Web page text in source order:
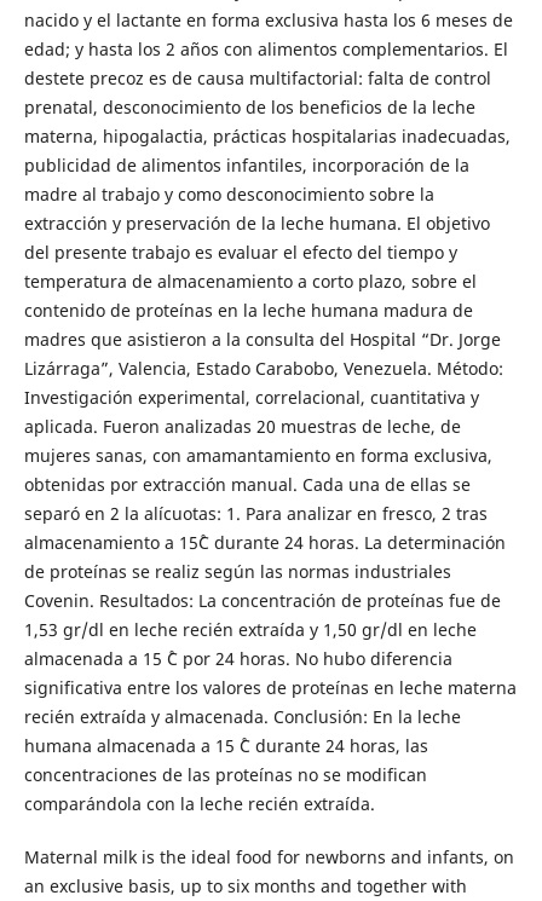
nacido y el lactante en forma exclusiva hasta los 6 meses de
edad; y hasta los 2 años con alimentos complementarios. El
destete precoz es de causa multifactorial: falta de control
prenatal, desconocimiento de los beneficios de la leche
materna, hipogalactia, prácticas hospitalarias inadecuadas,
publicidad de alimentos infantiles, incorporación de la
madre al trabajo y como desconocimiento sobre la
extracción y preservación de la leche humana. El objetivo
del presente trabajo es evaluar el efecto del tiempo y
temperatura de almacenamiento a corto plazo, sobre el
contenido de proteínas en la leche humana madura de
madres que asistieron a la consulta del Hospital “Dr. Jorge
Lizárraga”, Valencia, Estado Carabobo, Venezuela. Método:
Investigación experimental, correlacional, cuantitativa y
aplicada. Fueron analizadas 20 muestras de leche, de
mujeres sanas, con amamantamiento en forma exclusiva,
obtenidas por extracción manual. Cada una de ellas se
separó en 2 la alícuotas: 1. Para analizar en fresco, 2 tras
almacenamiento a 15˚C durante 24 horas. La determinación
de proteínas se realiz según las normas industriales
Covenin. Resultados: La concentración de proteínas fue de
1,53 gr/dl en leche recién extraída y 1,50 gr/dl en leche
almacenada a 15 ˚C por 24 horas. No hubo diferencia
significativa entre los valores de proteínas en leche materna
recién extraída y almacenada. Conclusión: En la leche
humana almacenada a 15 ˚C durante 24 horas, las
concentraciones de las proteínas no se modifican
comparándola con la leche recién extraída.
Maternal milk is the ideal food for newborns and infants, on
an exclusive basis, up to six months and together with